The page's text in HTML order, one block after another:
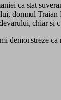
ca stat
domnul
chiar si